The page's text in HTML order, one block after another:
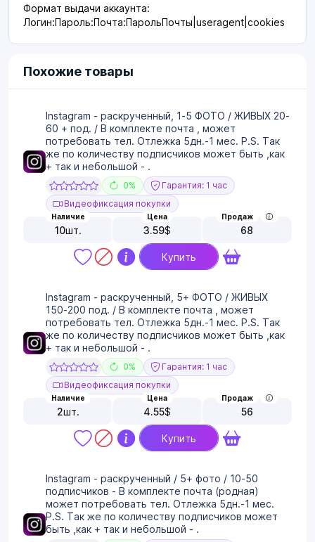
Формат выдачи аккаунта:
Логин:Пароль:Почта:ПарольПочты|useragent|cookies
Похожие товары
Instagram - раскрученный, 1-5 ФОТО / ЖИВЫХ 20-
60 + под. / В комплекте почта , может
потребовать тел. Отлежка 5дн.-1 мес. P.S. Так
же по количеству подписчиков может быть ,как
+ так и небольшой - .
0%
Гарантия: 1 час
Видеофиксация покупки
Наличие
10шт.
Цена
3.59$
Продаж
68
Купить
Instagram - раскрученный, 5+ ФОТО / ЖИВЫХ
150-200 под. / В комплекте почта , может
потребовать тел. Отлежка 5дн.-1 мес. P.S. Так
же по количеству подписчиков может быть ,как
+ так и небольшой - .
0%
Гарантия: 1 час
Видеофиксация покупки
Наличие
2шт.
Цена
4.55$
Продаж
56
Купить
Instagram - раскрученный / 5+ фото / 10-50
подписчиков - В комплекте почта (родная)
может потребовать тел. Отлежка 5дн.-1 мес.
P.S. Так же по количеству подписчиков может
быть ,как + так и небольшой - .